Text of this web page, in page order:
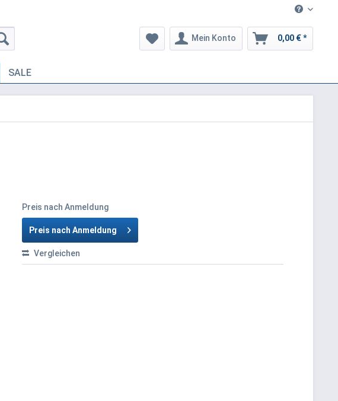
Mein Konto 0,00 € *
SALE
Preis nach Anmeldung
Preis nach Anmeldung
Vergleichen